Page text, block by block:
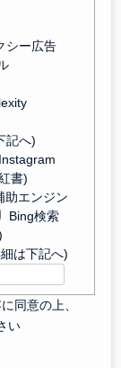
シー広告
記へ)
Instagram
書)
助エンジン
Bing検索
は下記へ)
同意の上、
い